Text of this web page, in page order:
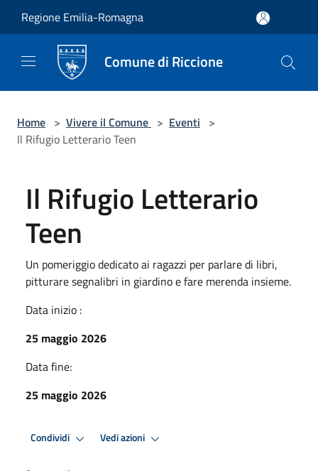
Regione Emilia-Romagna
Comune di Riccione
Home > Vivere il Comune > Eventi >
Il Rifugio Letterario Teen
Il Rifugio Letterario
Teen
Un pomeriggio dedicato ai ragazzi per parlare di libri,
pitturare segnalibri in giardino e fare merenda insieme.
Data inizio :
25 maggio 2026
Data fine:
25 maggio 2026
Condividi Vedi azioni